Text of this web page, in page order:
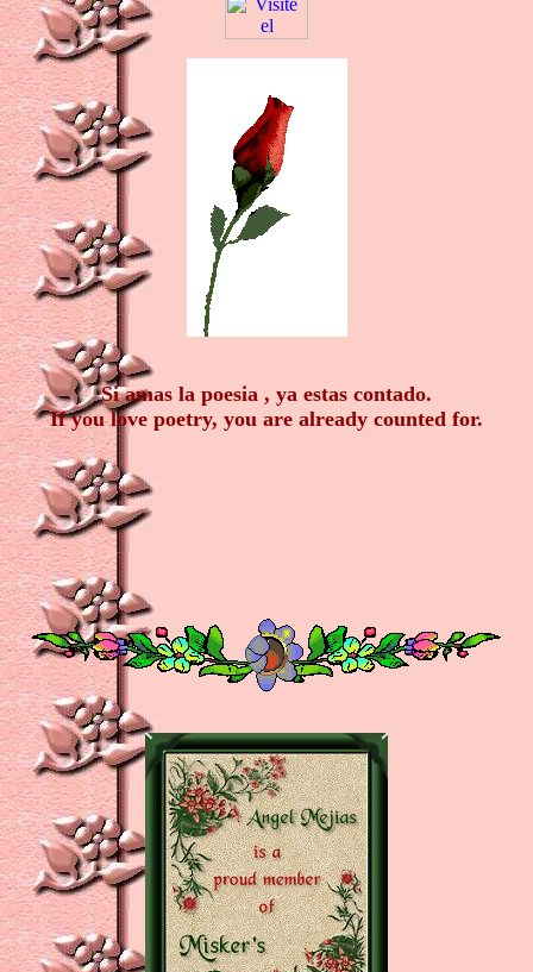
Si amas la poesia , ya estas contado.
If you love poetry, you are already counted for.